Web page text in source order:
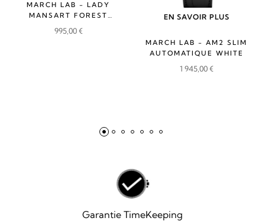
MARCH LAB - LADY
MANSART FOREST
ELECTRIQUE
995,00€
EN SAVOIR PLUS
MARCH LAB - AM2 SLIM
AUTOMATIQUE WHITE
1 945,00€
Garantie TimeKeeping